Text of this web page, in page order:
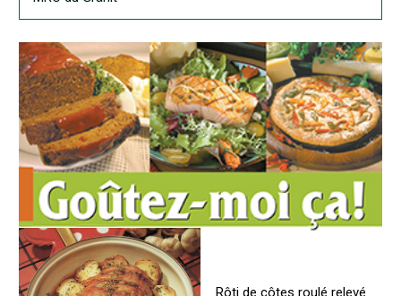
Rôti de côtes roulé relevé